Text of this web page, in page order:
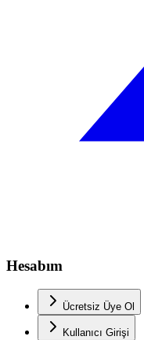
Hesabım
Ücretsiz Üye Ol
Kullanıcı Girişi